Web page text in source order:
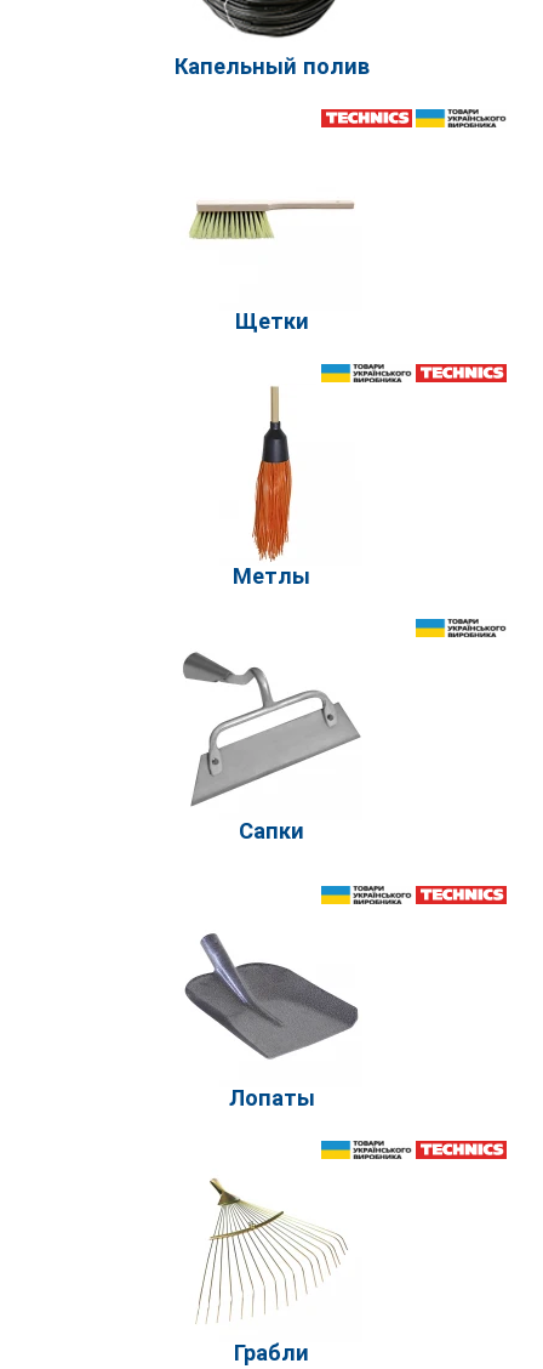
Капельный полив
Щетки
Метлы
Сапки
Лопаты
Грабли